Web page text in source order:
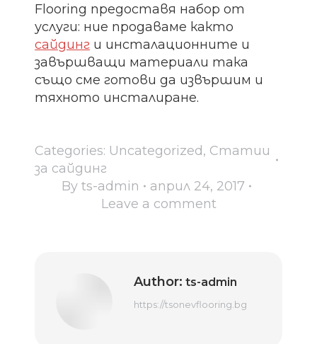
Flooring предоставя набор от
услуги: ние продаваме както
сайдинг и инсталационните и
завършващи материали така
също сме готови да извършим и
тяхното инсталиране.
Categories: Uncategorized, Статии
за сайдинг
By ts-admin
април 24, 2017
Leave a comment
Author: ts-admin
https://tsonevflooring.bg